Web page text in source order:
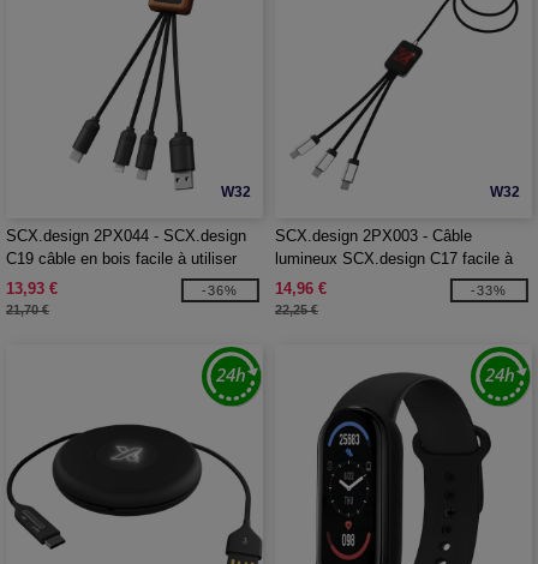
W32
SCX.design 2PX044 - SCX.design
C19 câble en bois facile à utiliser
13,93 €
21,70 €
-36%
W32
SCX.design 2PX003 - Câble
lumineux SCX.design C17 facile à
utiliser
14,96 €
22,25 €
-33%